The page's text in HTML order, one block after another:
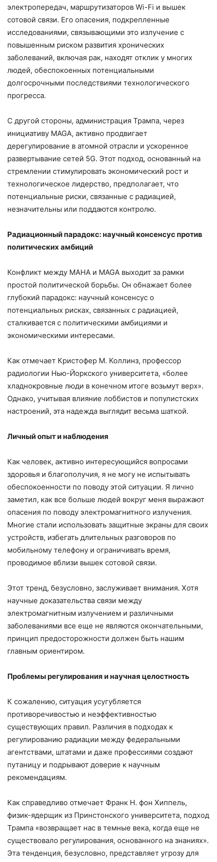
электропередач, маршрутизаторов Wi-Fi и вышек
сотовой связи. Его опасения, подкрепленные
исследованиями, связывающими это излучение с
повышенным риском развития хронических
заболеваний, включая рак, находят отклик у многих
людей, обеспокоенных потенциальными
долгосрочными последствиями технологического
прогресса.
С другой стороны, администрация Трампа, через
инициативу MAGA, активно продвигает
дерегулирование в атомной отрасли и ускоренное
развертывание сетей 5G. Этот подход, основанный на
стремлении стимулировать экономический рост и
технологическое лидерство, предполагает, что
потенциальные риски, связанные с радиацией,
незначительны или поддаются контролю.
Радиационный парадокс: научный консенсус против
политических амбиций
Конфликт между MAHA и MAGA выходит за рамки
простой политической борьбы. Он обнажает более
глубокий парадокс: научный консенсус о
потенциальных рисках, связанных с радиацией,
сталкивается с политическими амбициями и
экономическими интересами.
Как отмечает Кристофер М. Коллинз, профессор
радиологии Нью-Йоркского университета, «более
хладнокровные люди в конечном итоге возьмут верх».
Однако, учитывая влияние лоббистов и популистских
настроений, эта надежда выглядит весьма шаткой.
Личный опыт и наблюдения
Как человек, активно интересующийся вопросами
здоровья и благополучия, я не могу не испытывать
обеспокоенности по поводу этой ситуации. Я лично
заметил, как все больше людей вокруг меня выражают
опасения по поводу электромагнитного излучения.
Многие стали использовать защитные экраны для своих
устройств, избегать длительных разговоров по
мобильному телефону и ограничивать время,
проводимое вблизи вышек сотовой связи.
Этот тренд, безусловно, заслуживает внимания. Хотя
научные доказательства связи между
электромагнитным излучением и различными
заболеваниями все еще не являются окончательными,
принцип предосторожности должен быть нашим
главным ориентиром.
Проблемы регулирования и научная целостность
К сожалению, ситуация усугубляется
противоречивостью и неэффективностью
существующих правил. Различия в подходах к
регулированию радиации между федеральными
агентствами, штатами и даже профессиями создают
путаницу и подрывают доверие к научным
рекомендациям.
Как справедливо отмечает Франк Н. фон Хиппель,
физик-ядерщик из Принстонского университета, подход
Трампа «возвращает нас в темные века, когда еще не
существовало регулирования, основанного на знаниях».
Эта тенденция, безусловно, представляет угрозу для